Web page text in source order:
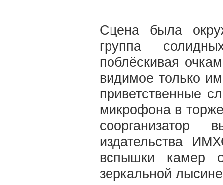
Сцена была
группа
поблёскивая
видимое только
приветственные
микрофона в
соорганизатор
издательства
вспышки камер
зеркальной